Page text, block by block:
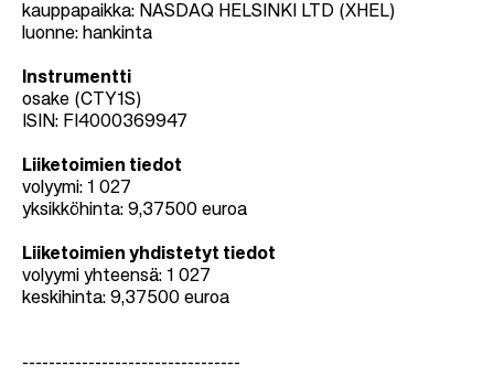
kauppapaikka: NASDAQ HELSINKI LTD (XHEL)
luonne: hankinta
Instrumentti
osake (CTY1S)
ISIN: FI4000369947
Liiketoimien tiedot
volyymi: 1 027
yksikköhinta: 9,37500 euroa
Liiketoimien yhdistetyt tiedot
volyymi yhteensä: 1 027
keskihinta: 9,37500 euroa
---------------------------------